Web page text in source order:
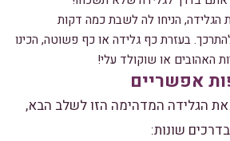
את הגלידה, הניחו לה לשבת כמה דקות
בעזרת כף גלידה או כף פשוטה, הכינו
האהובים או שוקולד עלי!
אפשריים
הגלידה המדהימה הזו לשלב הבא,
שונות: